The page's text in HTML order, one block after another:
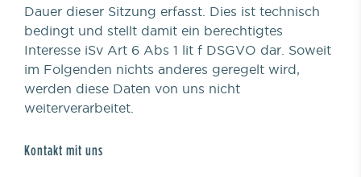
Dauer dieser Sitzung erfasst. Dies ist technisch
bedingt und stellt damit ein berechtigtes
Interesse iSv Art 6 Abs 1 lit f DSGVO dar. Soweit
im Folgenden nichts anderes geregelt wird,
werden diese Daten von uns nicht
weiterverarbeitet.
Kontakt mit uns